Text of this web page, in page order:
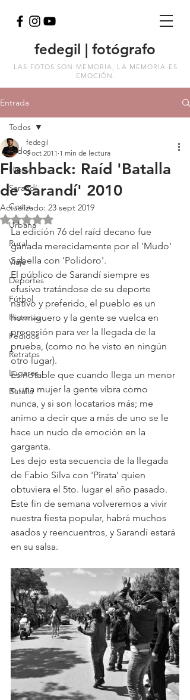
fedegil | fotógrafo
LAS FOTOS SON MEMORIA, LA MEMORIA ES
EMOCIÓN.
Entrada
Todos
Hípica
Sarandí
Costa
Urbana
Rural
Viaje
Deportes
Fútbol
Historias
Pedidos
Retratos
Lugares
Batalla
Todos
Flashback: Raíd 'Batalla
de Sarandí' 2010
fedegil
5 oct 2011 1 min de lectura
Actualizado: 23 sept 2019
Obtuvo NaN de 5 estrellas.
La edición 76 del raíd decano fue
ganada merecidamente por el 'Mudo'
Sabella con 'Polidoro'.
El público de Sarandí siempre es
efusivo tratándose de su deporte
nativo y preferido, el pueblo es un
hormiguero y la gente se vuelca en
procesión para ver la llegada de la
prueba, (como no he visto en ningún
otro lugar).
Es notable que cuando llega un menor
o una mujer la gente vibra como
nunca, y si son locatarios más; me
animo a decir que a más de uno se le
hace un nudo de emoción en la
garganta.
Les dejo esta secuencia de la llegada
de Fabio Silva con 'Pirata' quien
obtuviera el 5to. lugar el año pasado.
Este fin de semana volveremos a vivir
nuestra fiesta popular, habrá muchos
asados y reencuentros, y Sarandí estará
en su salsa.